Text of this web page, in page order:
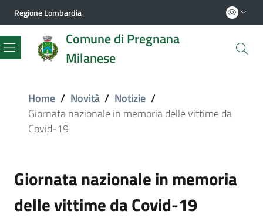
Regione Lombardia
Comune di Pregnana
Milanese
Menu
Home / Novità / Notizie /
Giornata nazionale in memoria delle vittime da
Covid-19
Giornata nazionale in memoria
delle vittime da Covid-19